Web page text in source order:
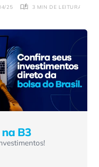
25 3 MIN DE LEITURA
B3